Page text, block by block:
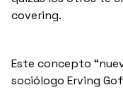
covering.
Este concepto
sociólogo Erving